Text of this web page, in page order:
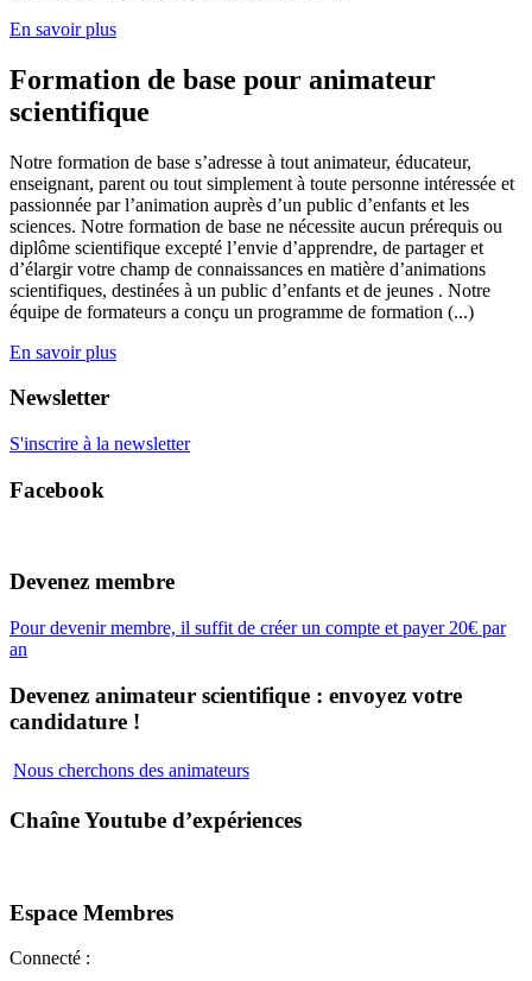
En savoir plus
Formation de base pour animateur
scientifique
Notre formation de base s’adresse à tout animateur, éducateur,
enseignant, parent ou tout simplement à toute personne intéressée et
passionnée par l’animation auprès d’un public d’enfants et les
sciences. Notre formation de base ne nécessite aucun prérequis ou
diplôme scientifique excepté l’envie d’apprendre, de partager et
d’élargir votre champ de connaissances en matière d’animations
scientifiques, destinées à un public d’enfants et de jeunes . Notre
équipe de formateurs a conçu un programme de formation (...)
En savoir plus
Newsletter
S'inscrire à la newsletter
Facebook
Devenez membre
Pour devenir membre, il suffit de créer un compte et payer 20€ par
an
Devenez animateur scientifique : envoyez votre
candidature !
Nous cherchons des animateurs
Chaîne Youtube d’expériences
Espace Membres
Connecté :